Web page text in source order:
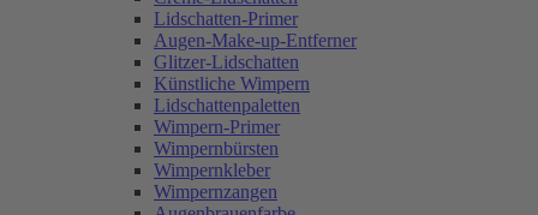
Lidschatten-Primer
Augen-Make-up-Entferner
Glitzer-Lidschatten
Künstliche Wimpern
Lidschattenpaletten
Wimpern-Primer
Wimpernbürsten
Wimpernkleber
Wimpernzangen